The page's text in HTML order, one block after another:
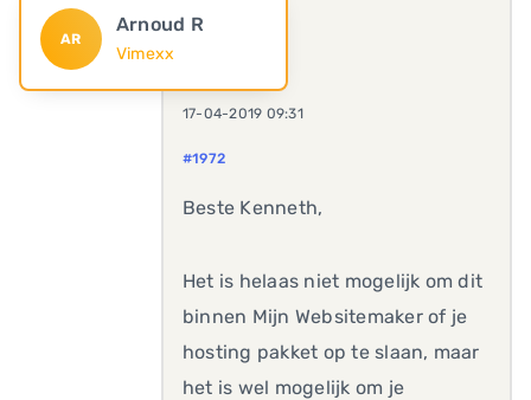
AR
Arnoud R
Vimexx
17-04-2019 09:31
#1972
Beste Kenneth,
Het is helaas niet mogelijk om dit
binnen Mijn Websitemaker of je
hosting pakket op te slaan, maar
het is wel mogelijk om je